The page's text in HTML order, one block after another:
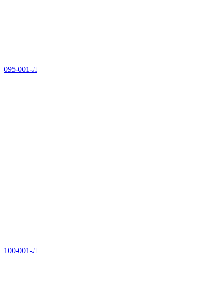
095-001-Л
100-001-Л